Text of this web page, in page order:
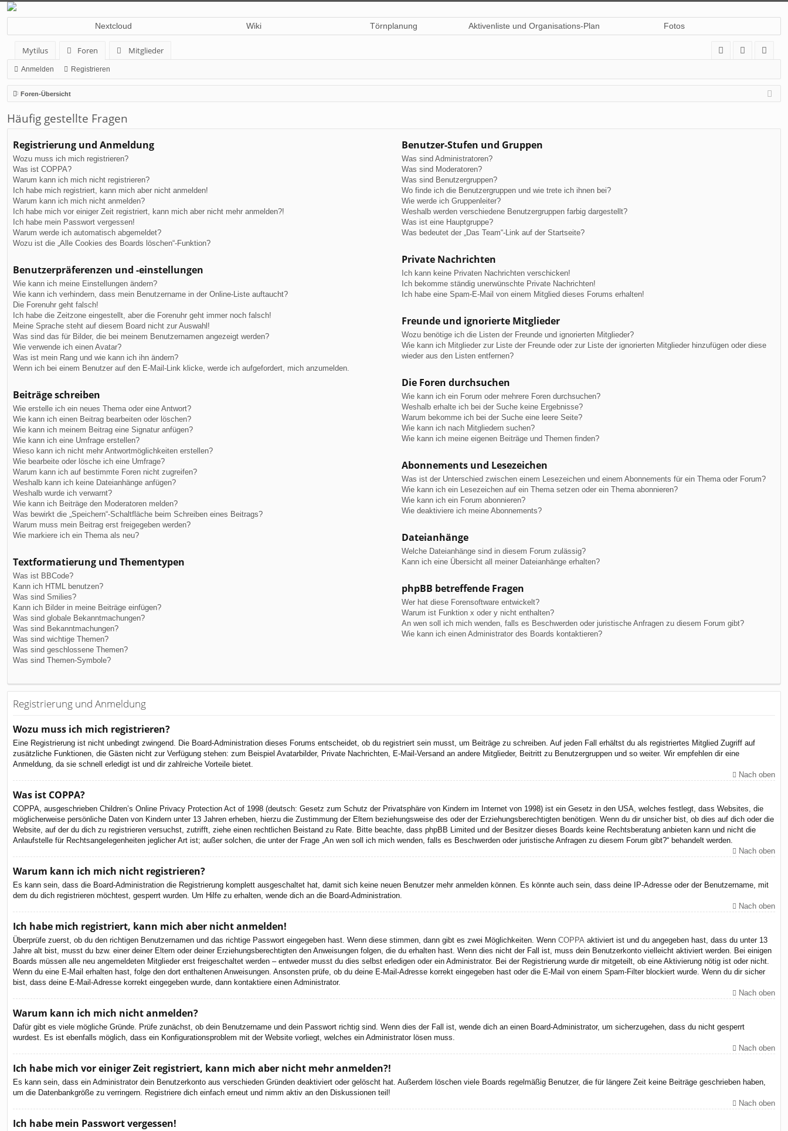
Nextcloud Wiki Törnplanung Aktivenliste und Organisations-Plan Fotos
Mytilus Foren
Mitglieder
Q
m
el
ist
rie
Anmelden Registrieren
Foren-Übersicht
Häufig gestellte Fragen
Registrierung und Anmeldung
Wozu muss ich mich registrieren?
Was ist COPPA?
Warum kann ich mich nicht registrieren?
Ich habe mich registriert, kann mich aber nicht anmelden!
Warum kann ich mich nicht anmelden?
Ich habe mich vor einiger Zeit registriert, kann mich aber nicht mehr anmelden?!
Ich habe mein Passwort vergessen!
Warum werde ich automatisch abgemeldet?
Wozu ist die „Alle Cookies des Boards löschen“-Funktion?
Benutzerpräferenzen und -einstellungen
Wie kann ich meine Einstellungen ändern?
Wie kann ich verhindern, dass mein Benutzername in der Online-Liste auftaucht?
Die Forenuhr geht falsch!
Ich habe die Zeitzone eingestellt, aber die Forenuhr geht immer noch falsch!
Meine Sprache steht auf diesem Board nicht zur Auswahl!
Was sind das für Bilder, die bei meinem Benutzernamen angezeigt werden?
Wie verwende ich einen Avatar?
Was ist mein Rang und wie kann ich ihn ändern?
Wenn ich bei einem Benutzer auf den E-Mail-Link klicke, werde ich aufgefordert, mich anzumelden.
Beiträge schreiben
Wie erstelle ich ein neues Thema oder eine Antwort?
Wie kann ich einen Beitrag bearbeiten oder löschen?
Wie kann ich meinem Beitrag eine Signatur anfügen?
Wie kann ich eine Umfrage erstellen?
Wieso kann ich nicht mehr Antwortmöglichkeiten erstellen?
Wie bearbeite oder lösche ich eine Umfrage?
Warum kann ich auf bestimmte Foren nicht zugreifen?
Weshalb kann ich keine Dateianhänge anfügen?
Weshalb wurde ich verwarnt?
Wie kann ich Beiträge den Moderatoren melden?
Was bewirkt die „Speichern“-Schaltfläche beim Schreiben eines Beitrags?
Warum muss mein Beitrag erst freigegeben werden?
Wie markiere ich ein Thema als neu?
Textformatierung und Thementypen
Was ist BBCode?
Kann ich HTML benutzen?
Was sind Smilies?
Kann ich Bilder in meine Beiträge einfügen?
Was sind globale Bekanntmachungen?
Was sind Bekanntmachungen?
Was sind wichtige Themen?
Was sind geschlossene Themen?
Was sind Themen-Symbole?
Benutzer-Stufen und Gruppen
Was sind Administratoren?
Was sind Moderatoren?
Was sind Benutzergruppen?
Wo finde ich die Benutzergruppen und wie trete ich ihnen bei?
Wie werde ich Gruppenleiter?
Weshalb werden verschiedene Benutzergruppen farbig dargestellt?
Was ist eine Hauptgruppe?
Was bedeutet der „Das Team“-Link auf der Startseite?
Private Nachrichten
Ich kann keine Privaten Nachrichten verschicken!
Ich bekomme ständig unerwünschte Private Nachrichten!
Ich habe eine Spam-E-Mail von einem Mitglied dieses Forums erhalten!
Freunde und ignorierte Mitglieder
Wozu benötige ich die Listen der Freunde und ignorierten Mitglieder?
Wie kann ich Mitglieder zur Liste der Freunde oder zur Liste der ignorierten Mitglieder hinzufügen oder diese
wieder aus den Listen entfernen?
Die Foren durchsuchen
Wie kann ich ein Forum oder mehrere Foren durchsuchen?
Weshalb erhalte ich bei der Suche keine Ergebnisse?
Warum bekomme ich bei der Suche eine leere Seite?
Wie kann ich nach Mitgliedern suchen?
Wie kann ich meine eigenen Beiträge und Themen finden?
Abonnements und Lesezeichen
Was ist der Unterschied zwischen einem Lesezeichen und einem Abonnements für ein Thema oder Forum?
Wie kann ich ein Lesezeichen auf ein Thema setzen oder ein Thema abonnieren?
Wie kann ich ein Forum abonnieren?
Wie deaktiviere ich meine Abonnements?
Dateianhänge
Welche Dateianhänge sind in diesem Forum zulässig?
Kann ich eine Übersicht all meiner Dateianhänge erhalten?
phpBB betreffende Fragen
Wer hat diese Forensoftware entwickelt?
Warum ist Funktion x oder y nicht enthalten?
An wen soll ich mich wenden, falls es Beschwerden oder juristische Anfragen zu diesem Forum gibt?
Wie kann ich einen Administrator des Boards kontaktieren?
Registrierung und Anmeldung
Wozu muss ich mich registrieren?
Eine Registrierung ist nicht unbedingt zwingend. Die Board-Administration dieses Forums entscheidet, ob du registriert sein musst, um Beiträge zu schreiben. Auf jeden Fall erhältst du als registriertes Mitglied Zugriff auf
zusätzliche Funktionen, die Gästen nicht zur Verfügung stehen: zum Beispiel Avatarbilder, Private Nachrichten, E-Mail-Versand an andere Mitglieder, Beitritt zu Benutzergruppen und so weiter. Wir empfehlen dir eine
Anmeldung, da sie schnell erledigt ist und dir zahlreiche Vorteile bietet.
Nach oben
Was ist COPPA?
COPPA, ausgeschrieben Children’s Online Privacy Protection Act of 1998 (deutsch: Gesetz zum Schutz der Privatsphäre von Kindern im Internet von 1998) ist ein Gesetz in den USA, welches festlegt, dass Websites, die
möglicherweise persönliche Daten von Kindern unter 13 Jahren erheben, hierzu die Zustimmung der Eltern beziehungsweise des oder der Erziehungsberechtigten benötigen. Wenn du dir unsicher bist, ob dies auf dich oder die
Website, auf der du dich zu registrieren versuchst, zutrifft, ziehe einen rechtlichen Beistand zu Rate. Bitte beachte, dass phpBB Limited und der Besitzer dieses Boards keine Rechtsberatung anbieten kann und nicht die
Anlaufstelle für Rechtsangelegenheiten jeglicher Art ist; außer solchen, die unter der Frage „An wen soll ich mich wenden, falls es Beschwerden oder juristische Anfragen zu diesem Forum gibt?“ behandelt werden.
Nach oben
Warum kann ich mich nicht registrieren?
Es kann sein, dass die Board-Administration die Registrierung komplett ausgeschaltet hat, damit sich keine neuen Benutzer mehr anmelden können. Es könnte auch sein, dass deine IP-Adresse oder der Benutzername, mit
dem du dich registrieren möchtest, gesperrt wurden. Um Hilfe zu erhalten, wende dich an die Board-Administration.
Nach oben
Ich habe mich registriert, kann mich aber nicht anmelden!
Überprüfe zuerst, ob du den richtigen Benutzernamen und das richtige Passwort eingegeben hast. Wenn diese stimmen, dann gibt es zwei Möglichkeiten. Wenn COPPA aktiviert ist und du angegeben hast, dass du unter 13
Jahre alt bist, musst du bzw. einer deiner Eltern oder deiner Erziehungsberechtigten den Anweisungen folgen, die du erhalten hast. Wenn dies nicht der Fall ist, muss dein Benutzerkonto vielleicht aktiviert werden. Bei einigen
Boards müssen alle neu angemeldeten Mitglieder erst freigeschaltet werden – entweder musst du dies selbst erledigen oder ein Administrator. Bei der Registrierung wurde dir mitgeteilt, ob eine Aktivierung nötig ist oder nicht.
Wenn du eine E-Mail erhalten hast, folge den dort enthaltenen Anweisungen. Ansonsten prüfe, ob du deine E-Mail-Adresse korrekt eingegeben hast oder die E-Mail von einem Spam-Filter blockiert wurde. Wenn du dir sicher
bist, dass deine E-Mail-Adresse korrekt eingegeben wurde, dann kontaktiere einen Administrator.
Nach oben
Warum kann ich mich nicht anmelden?
Dafür gibt es viele mögliche Gründe. Prüfe zunächst, ob dein Benutzername und dein Passwort richtig sind. Wenn dies der Fall ist, wende dich an einen Board-Administrator, um sicherzugehen, dass du nicht gesperrt
wurdest. Es ist ebenfalls möglich, dass ein Konfigurationsproblem mit der Website vorliegt, welches ein Administrator lösen muss.
Nach oben
Ich habe mich vor einiger Zeit registriert, kann mich aber nicht mehr anmelden?!
Es kann sein, dass ein Administrator dein Benutzerkonto aus verschieden Gründen deaktiviert oder gelöscht hat. Außerdem löschen viele Boards regelmäßig Benutzer, die für längere Zeit keine Beiträge geschrieben haben,
um die Datenbankgröße zu verringern. Registriere dich einfach erneut und nimm aktiv an den Diskussionen teil!
Nach oben
Ich habe mein Passwort vergessen!